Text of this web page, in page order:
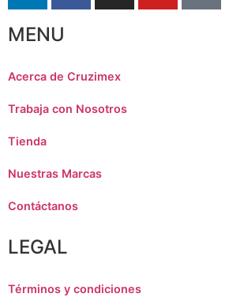
MENU
Acerca de Cruzimex
Trabaja con Nosotros
Tienda
Nuestras Marcas
Contáctanos
LEGAL
Términos y condiciones